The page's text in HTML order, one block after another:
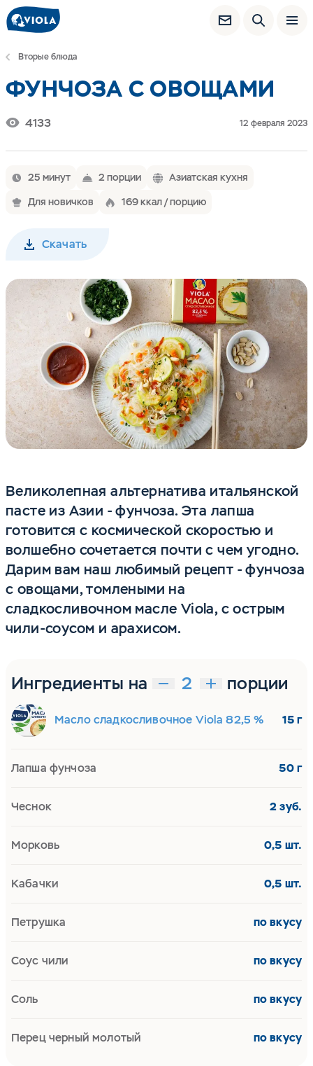
Вторые блюда
ФУНЧОЗА С ОВОЩАМИ
4133 12 февраля 2023
25 минут 2 порции
Азиатская кухня
Для новичков
169 ккал / порцию
Скачать
Великолепная альтернатива итальянской
пасте из Азии - фунчоза. Эта лапша
готовится с космической скоростью и
волшебно сочетается почти с чем угодно.
Дарим вам наш любимый рецепт - фунчоза
с овощами, томлеными на
сладкосливочном масле Viola, с острым
чили-соусом и арахисом.
Ингредиенты на порции
Масло сладкосливочное Viola 82,5 % 15 г
Лапша фунчоза 50 г
Чеснок 2 зуб.
Морковь 0,5 шт.
Кабачки 0,5 шт.
Петрушка по вкусу
Соус чили по вкусу
Соль по вкусу
Перец черный молотый по вкусу